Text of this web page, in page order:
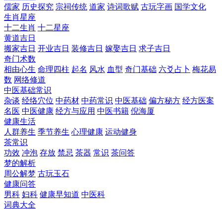
儒家 历史探究 宗祠传统 道家 诗词歌赋 古玩字画 国学文化
生肖星座
十二生肖 十二星座
黄道吉日
搬家吉日 开业吉日 装修吉日 嫁娶吉日 求子吉日
奇门术数
相由心生 命理四柱 起名 风水 血型 奇门基础 六爻占卜 梅花易
数 网络修道
中医基础常识
杂谈 经络穴位 中药材 中药常识 中医基础 偏方秘方 经方医案
名医 中医健康 经方与应用 中医书籍 倪海厦
健康生活
人群养生 季节养生 心理健康 运动健身
茶常识
功效 冲泡 存放 禁忌 茶器 常识 茶问答
梦的解析
周公解梦 古玩玉石
健康问答
男科 妇科 健康早知道 中医科
词典大全